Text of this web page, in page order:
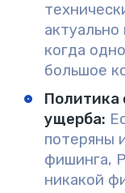
когда
большое
Политика
ущерба:
потеряны
фишинга,
никакой